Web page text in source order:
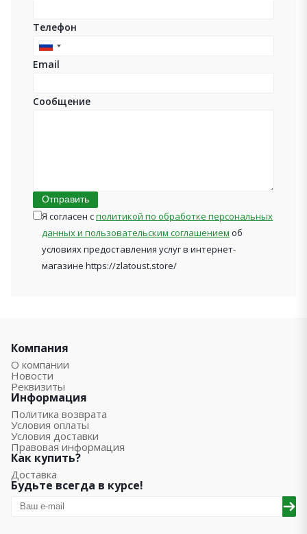
Телефон
Russia
+7
Email
Сообщение
Отправить
Я согласен сполитикой по обработке персональных
данных и пользовательским соглашением об
условиях предоставления услуг в интернет-
магазине https://zlatoust.store/
Компания
О компании
Новости
Реквизиты
Информация
Политика возврата
Условия оплаты
Условия доставки
Правовая информация
Как купить?
Доставка
Будьте всегда в курсе!